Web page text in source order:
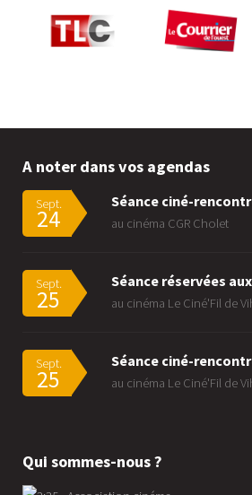
A noter dans vos agendas
Sept.
24
Séance ciné-
au cinéma CGR Cholet
Sept.
25
Séance réservées
au cinéma Le Ciné'Fil de
Sept.
25
Séance ciné-
au cinéma Le Ciné'Fil de
Qui sommes-nous ?